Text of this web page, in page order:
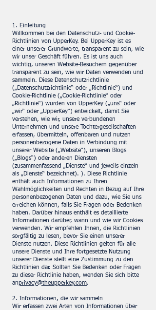
1. Einleitung
Willkommen bei den Datenschutz- und Cookie-
Richtlinien von UpperKey. Bei UpperKey ist es
einer unserer Grundwerte, transparent zu sein, wie
wir unser Geschäft führen. Es ist uns auch
wichtig, unseren Website-Besuchern gegenüber
transparent zu sein, wie wir Daten verwenden und
sammeln. Diese Datenschutzrichtlinie
(„Datenschutzrichtlinie“ oder „Richtlinie“) und
Cookie-Richtlinie („Cookie-Richtlinie“ oder
„Richtlinie“) wurden von UpperKey („uns“ oder
„wir“ oder „UpperKey“) entwickelt, damit Sie
verstehen, wie wir, unsere verbundenen
Unternehmen und unsere Tochtergesellschaften
erfassen, übermitteln, offenbaren und nutzen
personenbezogene Daten in Verbindung mit
unserer Website („Website“), unseren Blogs
(„Blogs“) oder anderen Diensten
(zusammenfassend „Dienste“ und jeweils einzeln
als „Dienste“ bezeichnet). ). Diese Richtlinie
enthält auch Informationen zu Ihren
Wahlmöglichkeiten und Rechten in Bezug auf Ihre
personenbezogenen Daten und dazu, wie Sie uns
erreichen können, falls Sie Fragen oder Bedenken
haben. Darüber hinaus enthält es detaillierte
Informationen darüber, wann und wie wir Cookies
verwenden. Wir empfehlen Ihnen, die Richtlinien
sorgfältig zu lesen, bevor Sie einen unserer
Dienste nutzen. Diese Richtlinien gelten für alle
unsere Dienste und Ihre fortgesetzte Nutzung
unserer Dienste stellt eine Zustimmung zu den
Richtlinien dar. Sollten Sie Bedenken oder Fragen
zu dieser Richtlinie haben, wenden Sie sich bitte
anprivacy@theupperkey.com.
2. Informationen, die wir sammeln
Wir erfassen zwei Arten von Informationen über